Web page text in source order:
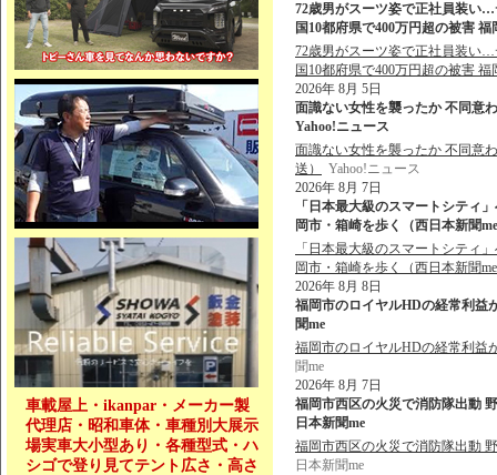
車載屋上・ikanpar・メーカー製
代理店・昭和車体・車種別大展示
場実車大小型あり・各種型式・ハ
シゴで登り見てテント広さ・高さ
72歳男がスーツ姿で正社員装い
国10都府県で400万円超の被害
72歳男がスーツ姿で正社員装い
国10都府県で400万円超の被害 福
2026年 8月 5日
面識ない女性を襲ったか 不同意
Yahoo!ニュース
面識ない女性を襲ったか 不同意
送）
Yahoo!ニュース
2026年 8月 7日
「日本最大級のスマートシティ
岡市・箱崎を歩く（西日本新聞
「日本最大級のスマートシティ
岡市・箱崎を歩く（西日本新聞
2026年 8月 8日
福岡市のロイヤルHDの経常利益
聞me
福岡市のロイヤルHDの経常利益
聞me
2026年 8月 7日
福岡市西区の火災で消防隊出動
日本新聞me
福岡市西区の火災で消防隊出動
日本新聞me